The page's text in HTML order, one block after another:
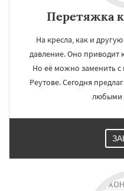
Перетяжка
На кресла, как и
давление. Оно приводит
Но её можно заменить
Реутове. Сегодня
любыми